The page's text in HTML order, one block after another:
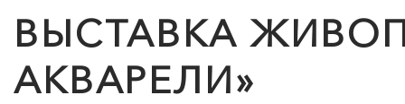
ВЫСТАВКА
АКВАРЕЛИ»